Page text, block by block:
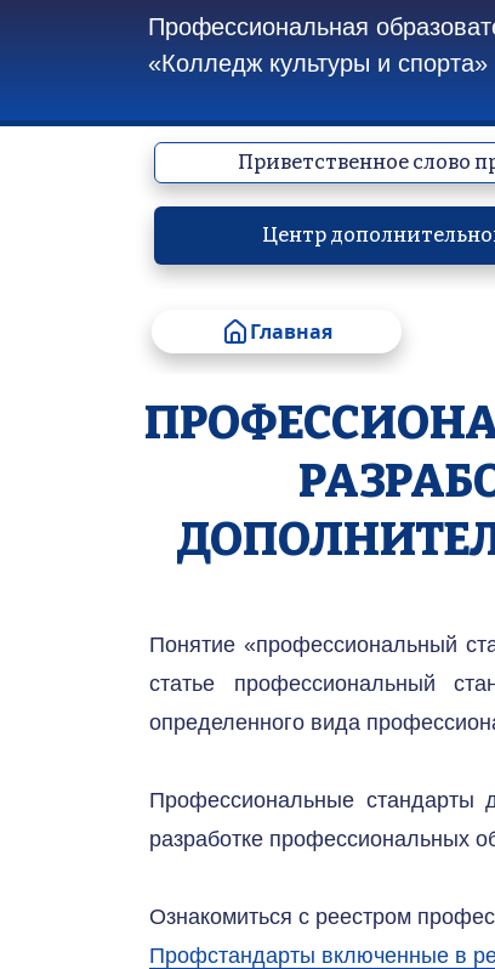
Профессиональная
«Колледж культуры и спорта»
Центр
Приветственное слово
Главная
Понятие «профессиональный
статье профессиональный
определенного вида
Профессиональные стандарты
разработке профессиональных
Ознакомиться с реестром
Профстандарты включенные в